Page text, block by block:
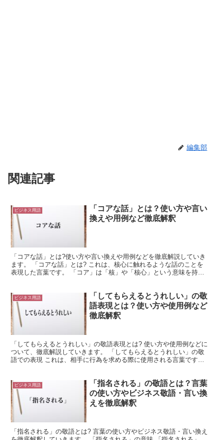
編集部
関連記事
ビジネス用語
「コアな話」とは？使い方や言い
換えや用例など徹底解釈
「コアな話」とは?使い方や言い換えや用例などを徹底解説していき
ます。 「コアな話」とは? これは、核心に触れるような話のことを
表現した言葉です。 「コア」は「核」や「核心」という意味を持ち
ビジネス用語
「してもらえるとうれしい」の敬
語表現とは？使い方や使用例など
徹底解釈
「してもらえるとうれしい」の敬語表現とは? 使い方や使用例などに
ついて、徹底解説していきます。 「してもらえるとうれしい」の敬
語での表現 これは、相手に行為を求める際に使用される言葉です。
ビジネス用語
「指名される」の敬語とは？言葉
の使い方やビジネス敬語・言い換
えを徹底解釈
「指名される」の敬語とは? 言葉の使い方やビジネス敬語・言い換え